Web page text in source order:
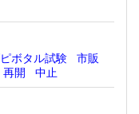
ボタル試験 市販
再開
中止